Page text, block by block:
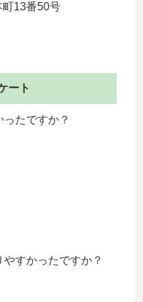
13番50号
ート
たですか？
すかったですか？